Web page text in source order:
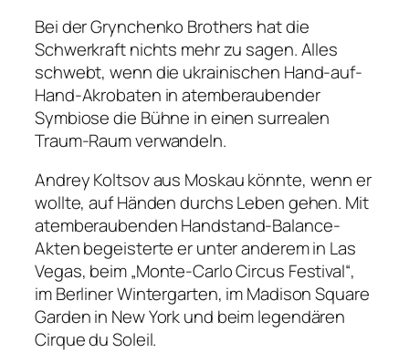
Bei der Grynchenko Brothers hat die
Schwerkraft nichts mehr zu sagen. Alles
schwebt, wenn die ukrainischen Hand-auf-
Hand-Akrobaten in atemberaubender
Symbiose die Bühne in einen surrealen
Traum-Raum verwandeln.
Andrey Koltsov aus Moskau könnte, wenn er
wollte, auf Händen durchs Leben gehen. Mit
atemberaubenden Handstand-Balance-
Akten begeisterte er unter anderem in Las
Vegas, beim „Monte-Carlo Circus Festival“,
im Berliner Wintergarten, im Madison Square
Garden in New York und beim legendären
Cirque du Soleil.